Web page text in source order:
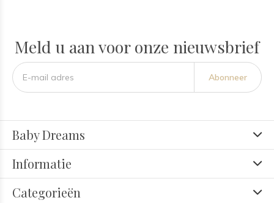
Meld u aan voor onze nieuwsbrief
Abonneer
Baby Dreams
Informatie
Categorieën